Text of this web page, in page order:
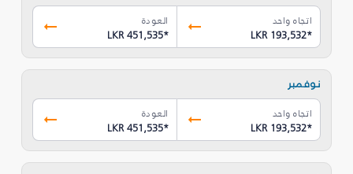
اتجاه واحد
LKR 193,532*
العودة
LKR 451,535*
نوفمبر
اتجاه واحد
LKR 193,532*
العودة
LKR 451,535*